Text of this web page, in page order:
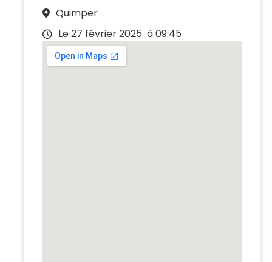
Quimper
Le 27 février 2025 à 09:45